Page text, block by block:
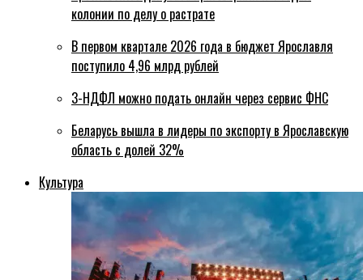
колонии по делу о растрате
В первом квартале 2026 года в бюджет Ярославля
поступило 4,96 млрд рублей
3-НДФЛ можно подать онлайн через сервис ФНС
Беларусь вышла в лидеры по экспорту в Ярославскую
область с долей 32%
Культура